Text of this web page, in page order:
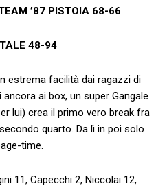
’87 PISTOIA 68-66
48-94
estrema facilità dai ragazzi di
ai box, un super Gangale
lui) crea il primo vero break fra
quarto. Da lì in poi solo
time.
11, Capecchi 2, Niccolai 12,